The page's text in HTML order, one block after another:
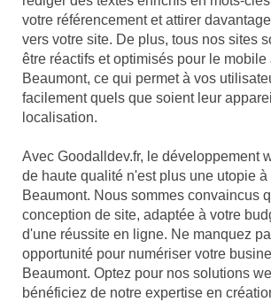
votre référencement et attirer
vers votre site. De plus, tous nos sites
être réactifs et optimisés pour le mobile
Beaumont, ce qui permet à vos
facilement quels que soient leur
localisation.
Avec Goodalldev.fr, le développement
de haute qualité n'est plus une utopie
Beaumont. Nous sommes convaincus
conception de site, adaptée à votre
d'une réussite en ligne. Ne manquez
opportunité pour numériser votre
Beaumont. Optez pour nos solutions
bénéficiez de notre expertise en